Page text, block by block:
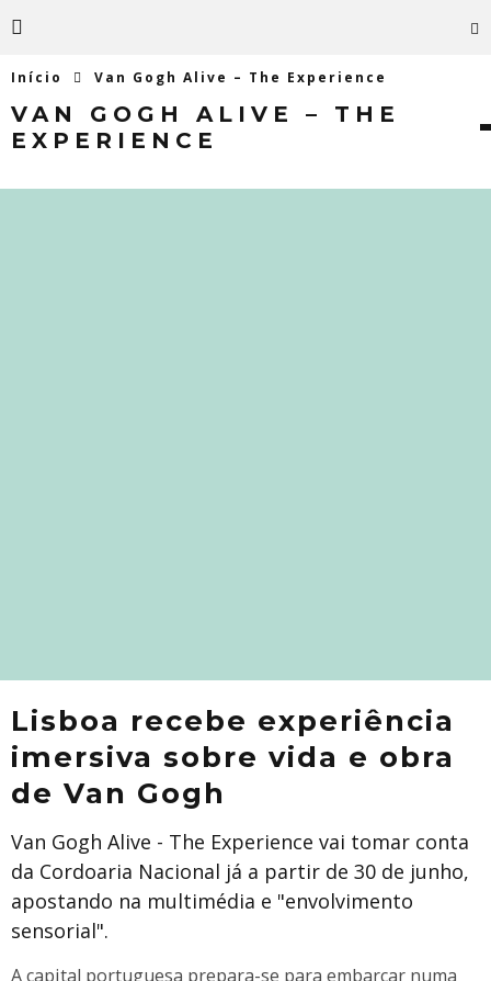
Início Van Gogh Alive – The Experience
VAN GOGH ALIVE – THE
EXPERIENCE
Lisboa recebe experiência
imersiva sobre vida e obra
de Van Gogh
Van Gogh Alive - The Experience vai tomar conta
da Cordoaria Nacional já a partir de 30 de junho,
apostando na multimédia e "envolvimento
sensorial".
A capital portuguesa prepara-se para embarcar numa